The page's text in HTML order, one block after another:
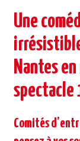
Une
Nantes
spectacle
Comités